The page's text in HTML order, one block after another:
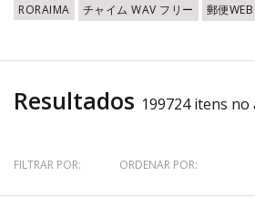
RORAIMA チャイム WAV フリー 郵便WEB
Resultados 199724 itens no
FILTRAR POR: ORDENAR POR: